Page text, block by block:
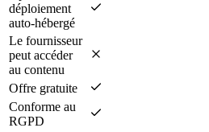
déploiement
auto-hébergé
Le fournisseur
peut accéder
au contenu
Offre gratuite
Conforme au
RGPD